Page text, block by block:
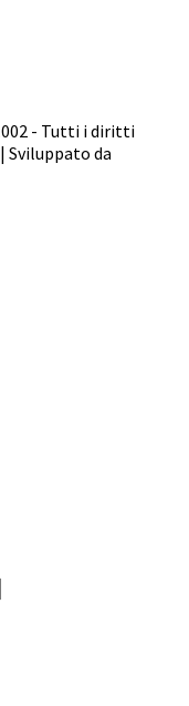
- Tutti i diritti
Sviluppato da